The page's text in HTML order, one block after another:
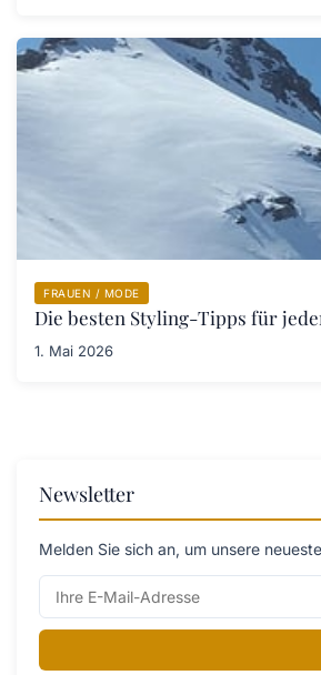
FRAUEN / MODE
Die besten Styling-Tipps für
1. Mai 2026
Newsletter
Melden Sie sich an, um unsere